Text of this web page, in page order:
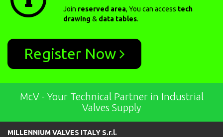
Join reserved area, You can access tech
drawing & data tables.
Register Now
McV - Your Technical Partner in Industrial
Valves Supply
MILLENNIUM VALVES ITALY S.r.l.